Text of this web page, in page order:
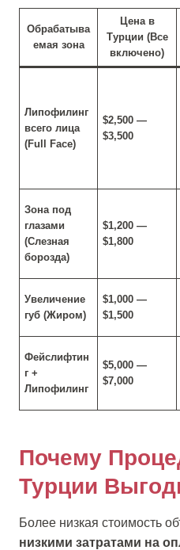
Обрабатыва
емая зона
Цена в
Турции (Все
включено)
Липофилинг
всего лица
(Full Face)
$2,500 —
$3,500
Зона под
глазами
(Слезная
борозда)
$1,200 —
$1,800
Увеличение
губ (Жиром)
$1,000 —
$1,500
Фейслифтин
г +
Липофилинг
$5,000 —
$7,000
Почему
Турции
Более низкая стоимость
низкими затратами на